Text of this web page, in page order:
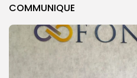
COMMUNIQUE